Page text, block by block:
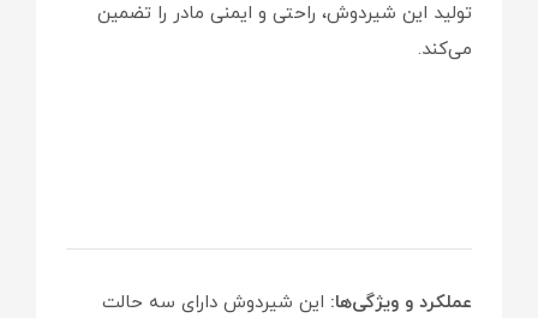
تولید این شیردوش، راحتی و ایمنی مادر را تضمین
می‌کند.
عملکرد و ویژگی‌ها: این شیردوش دارای سه حالت